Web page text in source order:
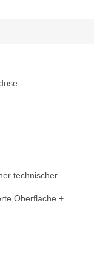
technischer
Oberfläche +